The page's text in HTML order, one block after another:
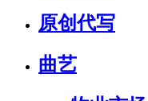
原创代写
曲艺